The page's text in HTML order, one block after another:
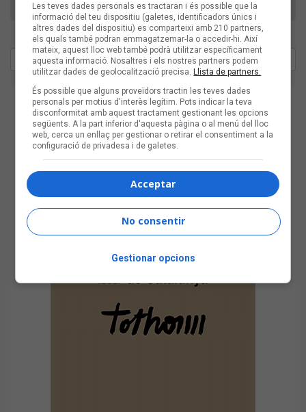
Les teves dades personals es tractaran i és possible que la
informació del teu dispositiu (galetes, identificadors únics i
altres dades del dispositiu) es comparteixi amb 210 partners,
els quals també podran emmagatzemar-la o accedir-hi. Així
mateix, aquest lloc web també podrà utilitzar específicament
aquesta informació. Nosaltres i els nostres partners podem
utilitzar dades de geolocalització precisa.Llista de partners.
És possible que alguns proveïdors tractin les teves dades
personals per motius d'interès legítim. Pots indicar la teva
disconformitat amb aquest tractament gestionant les opcions
següents. A la part inferior d'aquesta pàgina o al menú del lloc
web, cerca un enllaç per gestionar o retirar el consentiment a la
configuració de privadesa i de galetes.
Acceptar
No consentir
Gestionar opcions